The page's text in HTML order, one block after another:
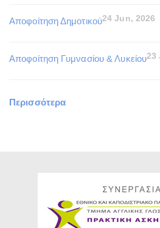
Αποφοίτηση Δημοτικού24 Jun, 2026
Αποφοίτηση Γυμνασίου & Λυκείου23
Περισσότερα